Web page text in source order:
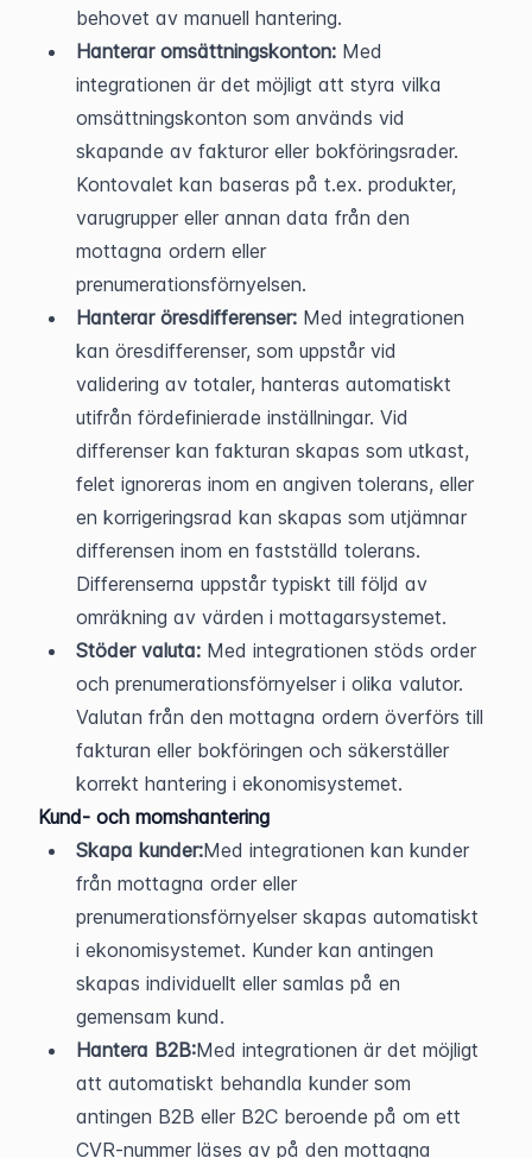
behovet av manuell hantering.
Hanterar omsättningskonton: Med
integrationen är det möjligt att styra vilka
omsättningskonton som används vid
skapande av fakturor eller bokföringsrader.
Kontovalet kan baseras på t.ex. produkter,
varugrupper eller annan data från den
mottagna ordern eller
prenumerationsförnyelsen.
Hanterar öresdifferenser: Med integrationen
kan öresdifferenser, som uppstår vid
validering av totaler, hanteras automatiskt
utifrån fördefinierade inställningar. Vid
differenser kan fakturan skapas som utkast,
felet ignoreras inom en angiven tolerans, eller
en korrigeringsrad kan skapas som utjämnar
differensen inom en fastställd tolerans.
Differenserna uppstår typiskt till följd av
omräkning av värden i mottagarsystemet.
Stöder valuta: Med integrationen stöds order
och prenumerationsförnyelser i olika valutor.
Valutan från den mottagna ordern överförs till
fakturan eller bokföringen och säkerställer
korrekt hantering i ekonomisystemet.
Kund- och momshantering
Skapa kunder:Med integrationen kan kunder
från mottagna order eller
prenumerationsförnyelser skapas automatiskt
i ekonomisystemet. Kunder kan antingen
skapas individuellt eller samlas på en
gemensam kund.
Hantera B2B:Med integrationen är det möjligt
att automatiskt behandla kunder som
antingen B2B eller B2C beroende på om ett
CVR-nummer läses av på den mottagna